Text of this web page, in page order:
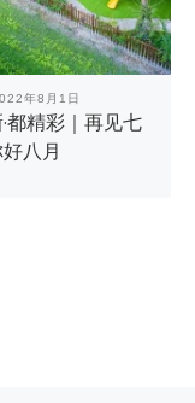
年8月1日
都精彩｜再见七
八月